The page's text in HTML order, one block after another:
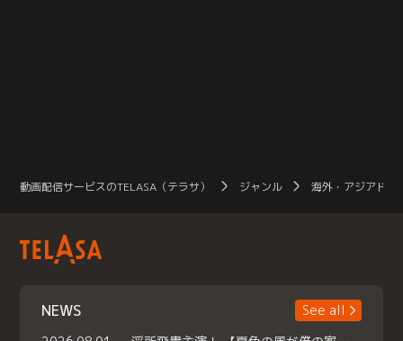
動画配信サービスのTELASA（テラサ） ジャンル 海外・アジアドラ
NEWS
See all